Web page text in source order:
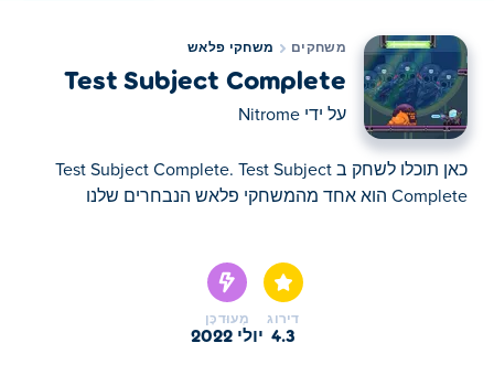
משחקים משחקי פלאש
Test Subject Complete
על ידי Nitrome
כאן תוכלו לשחק ב Test Subject Complete. Test Subject
Complete הוא אחד מהמשחקי פלאש הנבחרים שלנו
דירוג
4.3
מְעוּדכָּן
יולי 2022